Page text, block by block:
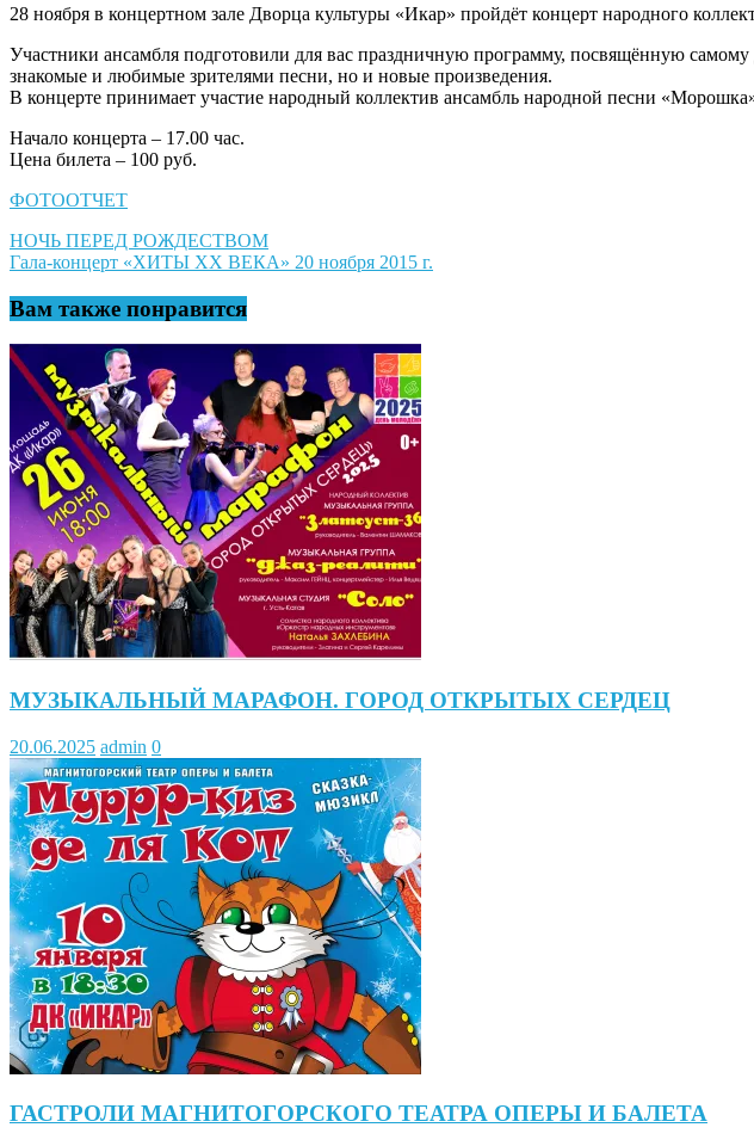
28 ноября в концертном зале Дворца культуры «Икар» пройдёт концерт народного
Участники ансамбля подготовили для вас праздничную программу, посвящённую
знакомые и любимые зрителями песни, но и новые произведения.
В концерте принимает участие народный коллектив ансамбль народной песни
Начало концерта – 17.00 час.
Цена билета – 100 руб.
ФОТООТЧЕТ
Навигация
по
записям
НОЧЬ ПЕРЕД РОЖДЕСТВОМ
Гала-концерт «ХИТЫ ХХ ВЕКА» 20 ноября 2015 г.
Вам также понравится
МУЗЫКАЛЬНЫЙ МАРАФОН. ГОРОД ОТКРЫТЫХ СЕРДЕЦ
20.06.2025 admin 0
ГАСТРОЛИ МАГНИТОГОРСКОГО ТЕАТРА ОПЕРЫ И БАЛЕТА